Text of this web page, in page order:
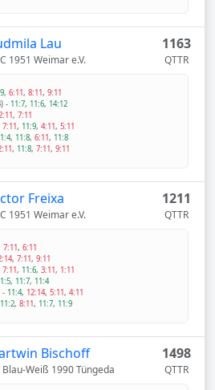
Lau
1951 Weimar e.V.
1163
QTTR
, 6:11, 8:11, 9:11
- 11:7, 11:6, 14:12
, 7:11
7:11, 11:9, 4:11, 5:11
, 11:8, 6:11, 11:8
, 11:8, 7:11, 9:11
Freixa
1951 Weimar e.V.
1211
QTTR
7:11, 6:11
, 7:11, 9:11
7:11, 11:6, 3:11, 1:11
, 11:7, 11:4
- 11:4, 12:14, 5:11, 4:11
11:2, 8:11, 11:7, 11:9
Bischoff
Blau-Weiß 1990 Tüngeda
1498
QTTR